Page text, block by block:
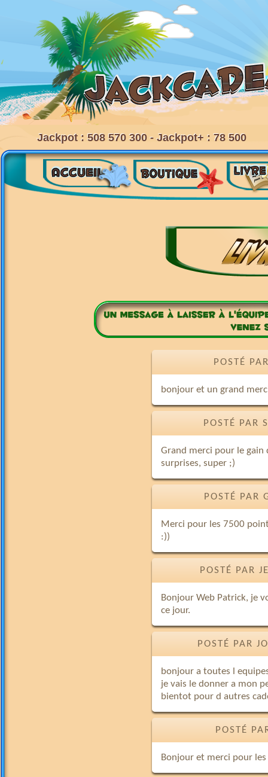
Jackpot : 508 570 300 - Jackpot+ : 78 500
POSTÉ
bonjour et un grand
POSTÉ PAR
Grand merci pour le gain
surprises, super ;)
POSTÉ
Merci pour les 7500
:))
POSTÉ PAR
Bonjour Web Patrick, je
ce jour.
POSTÉ PAR
bonjour a toutes l
je vais le donner a mon
bientot pour d autres
POSTÉ
Bonjour et merci pour